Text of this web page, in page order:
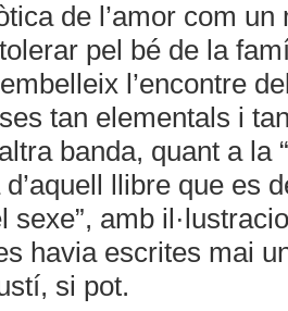
de l’amor com
pel bé de la
l’encontre
tan elementals i
banda, quant a la
d’aquell llibre que es
sexe”, amb
havia escrites mai
si pot.